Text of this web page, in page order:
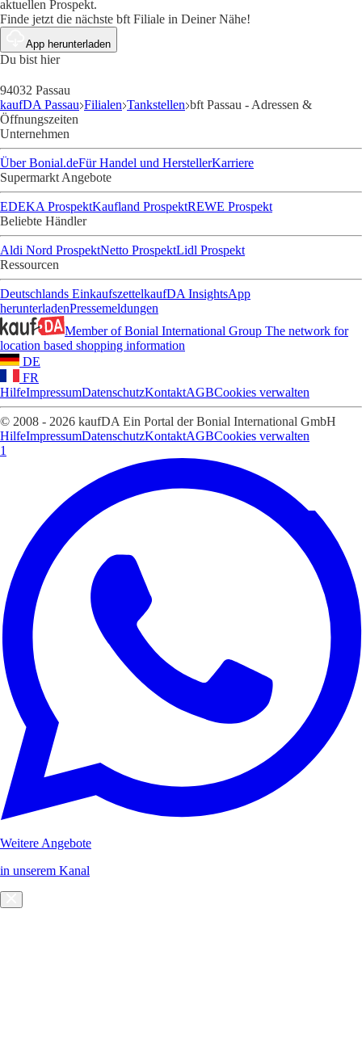
aktuellen Prospekt.
Finde jetzt die nächste bft Filiale in Deiner Nähe!
App herunterladen
Du bist hier
94032 Passau
kaufDA Passau Filialen Tankstellen bft Passau - Adressen &
Öffnungszeiten
Unternehmen
Über Bonial.deFür Handel und HerstellerKarriere
Supermarkt Angebote
EDEKA ProspektKaufland ProspektREWE Prospekt
Beliebte Händler
Aldi Nord ProspektNetto ProspektLidl Prospekt
Ressourcen
Deutschlands EinkaufszettelkaufDA InsightsApp
herunterladenPressemeldungen
Member of Bonial International Group The network for
location based shopping information
DE
FR
HilfeImpressumDatenschutzKontaktAGBCookies verwalten
© 2008 - 2026 kaufDA Ein Portal der Bonial International GmbH
HilfeImpressumDatenschutzKontaktAGBCookies verwalten
1
Weitere Angebote
in unserem Kanal